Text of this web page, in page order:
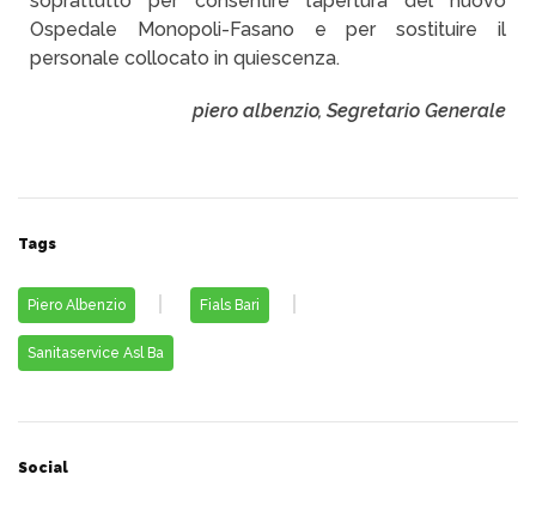
Ospedale Monopoli-Fasano e per sostituire il
personale collocato in quiescenza.
piero albenzio, Segretario Generale
Tags
Piero Albenzio Fials Bari
Sanitaservice Asl Ba
Social